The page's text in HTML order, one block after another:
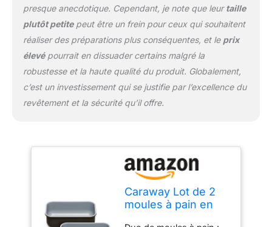
nos moules à pain
peuvent résister à des
températures allant
jusqu'à 550 °C. Après la
cuisson, lavez
simplement vos draps à
la main et replacez-les
dans leurs organiseurs
pour garantir qu'ils
notre moule à pain de
0,5 kg est parfait pour
cuire votre prochain
et plus encore. Que ce
soit pour un cadeau ou
pour votre propre usage,
presque anecdotique. Cependant, je note que leurtaille
plutôt petitepeut être un frein pour ceux qui souhaitent
réaliser des préparations plus conséquentes, et le prix
élevépourrait en dissuader certains malgré la
robustesse et la haute qualité du produit. Globalement,
c’est un investissement qui se justifie par l’excellence du
revêtement et la sécurité qu’il offre.
Caraway Lot de 2
moules à pain en